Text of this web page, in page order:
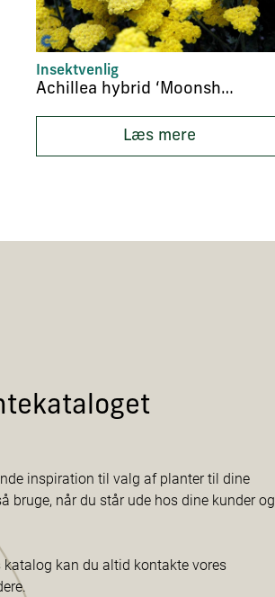
Insektvenlig
Achillea hybrid ‘Moonshine’
Læs mere
inspiration til valg af planter til dine
bruge, når du står ude hos dine kunder og
kan du altid kontakte vores